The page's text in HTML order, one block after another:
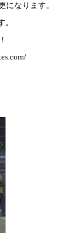
になります。